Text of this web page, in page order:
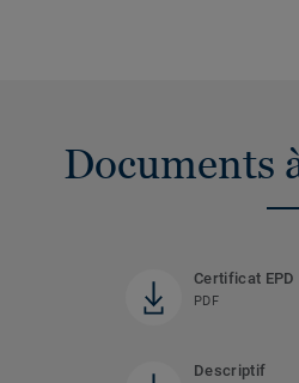
Documents
Certificat EPD
PDF
Descriptif